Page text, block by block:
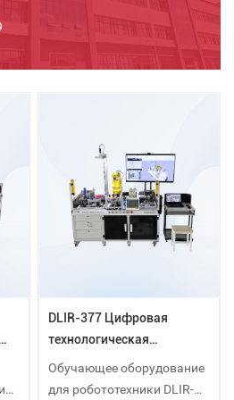
DLIR-377 Цифровая
технологическая
платформа для
промышленных роботов
Обучающее оборудование
для робототехники DLIR-